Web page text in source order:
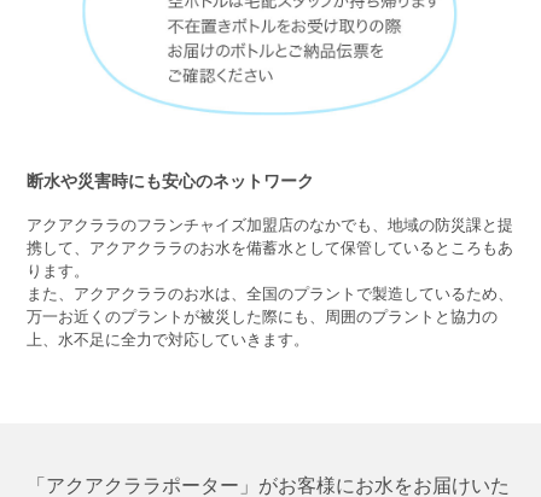
断水や災害時にも安心のネットワーク
アクアクララのフランチャイズ加盟店のなかでも、地域の防災課と提
携して、アクアクララのお水を備蓄水として保管しているところもあ
ります。
また、アクアクララのお水は、全国のプラントで製造しているため、
万一お近くのプラントが被災した際にも、周囲のプラントと協力の
上、水不足に全力で対応していきます。
「アクアクララポーター」がお客様にお水をお届けいた